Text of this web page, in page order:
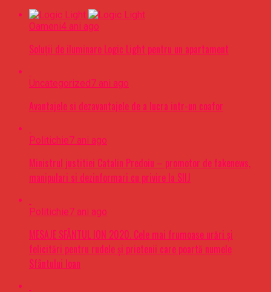
Oameni4 ani ago
Soluții de iluminare Logic Light pentru un apartament
Uncategorized7 ani ago
Avantajele si dezavantajele de a lucra intr-un coafor
Politichie7 ani ago
Ministrul justitiei Catalin Predoiu – promotor de fakenews,
manipulari si dezinformari cu privire la SIIJ
Politichie7 ani ago
MESAJE SFÂNTUL ION 2020. Cele mai frumoase urări şi
felicitări pentru rudele şi prietenii care poartă numele
Sfântului Ioan